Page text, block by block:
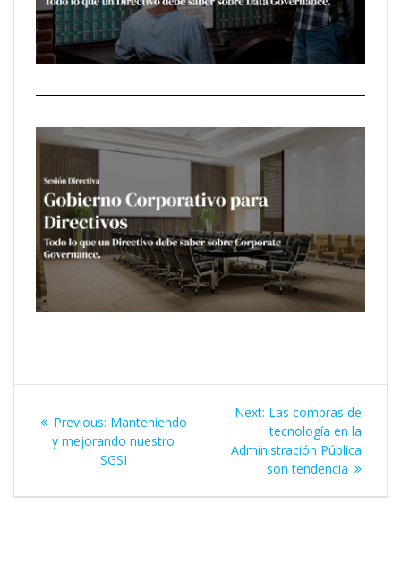
Previous: Manteniendo
y mejorando nuestro
SGSI
Next: Las compras de
tecnología en la
Administración Pública
son tendencia